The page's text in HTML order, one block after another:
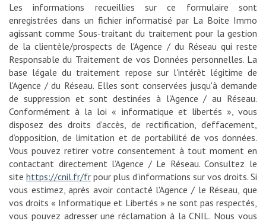
Les informations recueillies sur ce formulaire sont
enregistrées dans un fichier informatisé par La Boite Immo
agissant comme Sous-traitant du traitement pour la gestion
de la clientèle/prospects de l'Agence / du Réseau qui reste
Responsable du Traitement de vos Données personnelles. La
base légale du traitement repose sur l'intérêt légitime de
l'Agence / du Réseau. Elles sont conservées jusqu'à demande
de suppression et sont destinées à l'Agence / au Réseau.
Conformément à la loi « informatique et libertés », vous
disposez des droits d’accès, de rectification, d’effacement,
d’opposition, de limitation et de portabilité de vos données.
Vous pouvez retirer votre consentement à tout moment en
contactant directement l’Agence / Le Réseau. Consultez le
site https://cnil.fr/fr pour plus d’informations sur vos droits. Si
vous estimez, après avoir contacté l'Agence / le Réseau, que
vos droits « Informatique et Libertés » ne sont pas respectés,
vous pouvez adresser une réclamation à la CNIL. Nous vous